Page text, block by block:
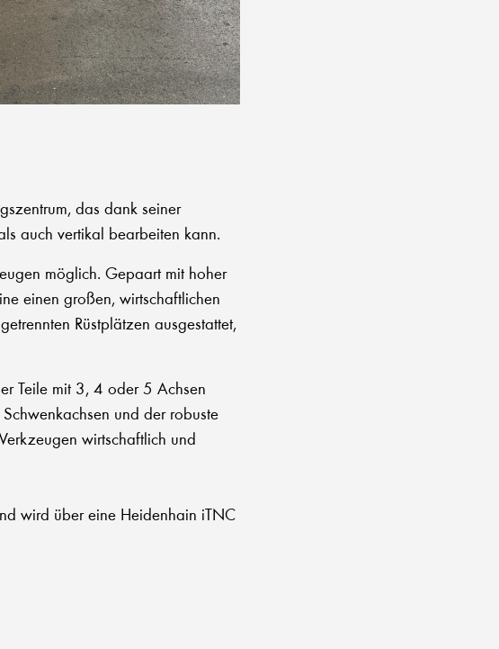
das dank seiner
auch vertikal bearbeiten kann.
möglich. Gepaart mit hoher
einen großen, wirtschaftlichen
Rüstplätzen ausgestattet,
Teile mit 3, 4 oder 5 Achsen
und der robuste
wirtschaftlich und
wird über eine Heidenhain iTNC